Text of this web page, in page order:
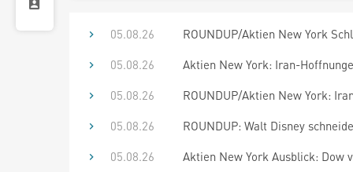
05.08.26
ROUNDUP/Aktien New York
05.08.26
Aktien New York: Iran-
05.08.26
ROUNDUP/Aktien New York:
05.08.26
ROUNDUP: Walt Disney
05.08.26
Aktien New York Ausblick: Dow